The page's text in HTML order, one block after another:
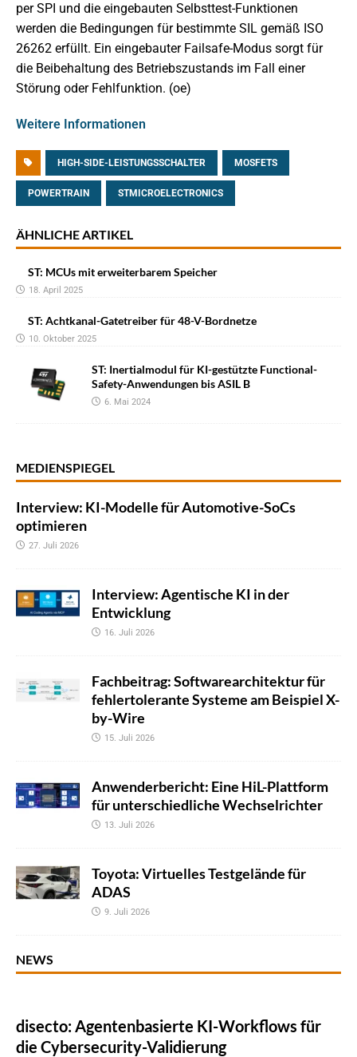
per SPI und die eingebauten Selbsttest-Funktionen
werden die Bedingungen für bestimmte SIL gemäß ISO
26262 erfüllt. Ein eingebauter Failsafe-Modus sorgt für
die Beibehaltung des Betriebszustands im Fall einer
Störung oder Fehlfunktion. (oe)
Weitere Informationen
HIGH-SIDE-LEISTUNGSSCHALTER MOSFETS
POWERTRAIN STMICROELECTRONICS
ÄHNLICHE ARTIKEL
ST: MCUs mit erweiterbarem Speicher
18. April 2025
ST: Achtkanal-Gatetreiber für 48-V-Bordnetze
10. Oktober 2025
ST: Inertialmodul für KI-gestützte Functional-
Safety-Anwendungen bis ASIL B
6. Mai 2024
MEDIENSPIEGEL
Interview: KI-Modelle für Automotive-SoCs
optimieren
27. Juli 2026
Interview: Agentische KI in der
Entwicklung
16. Juli 2026
Fachbeitrag: Softwarearchitektur für
fehlertolerante Systeme am Beispiel X-
by-Wire
15. Juli 2026
Anwenderbericht: Eine HiL-Plattform
für unterschiedliche Wechselrichter
13. Juli 2026
Toyota: Virtuelles Testgelände für
ADAS
9. Juli 2026
NEWS
disecto: Agentenbasierte KI-Workflows für
die Cybersecurity-Validierung